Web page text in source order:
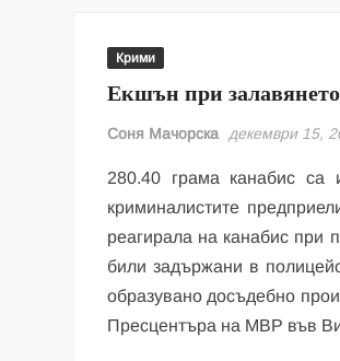
Крими
Екшън при
Соня Мачорска декември 15,
280.40 грама канабис са
криминалистите
реагирала на канабис при
били задържани в
образувано досъдебно
Пресцентъра на МВР във